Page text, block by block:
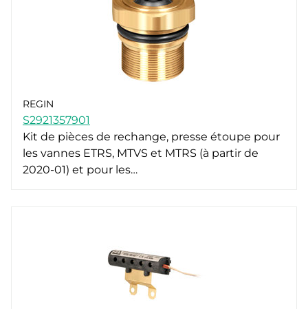
REGIN
S2921357901
Kit de pièces de rechange, presse étoupe pour
les vannes ETRS, MTVS et MTRS (à partir de
2020-01) et pour les…